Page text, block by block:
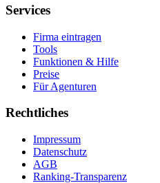
Services
Firma eintragen
Tools
Funktionen & Hilfe
Preise
Für Agenturen
Rechtliches
Impressum
Datenschutz
AGB
Ranking-Transparenz